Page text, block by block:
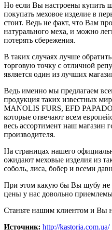
Но если Вы настроены купить
покупать меховое изделие в
стоит. Ведь не факт, что Вам
натурального меха, и можно
потерять сбережения.
В таких случаях лучше
торговую точку с отличной
является один из лучших
Ведь именно мы предлагаем
продукция таких известных
MANOLIS FURS, EFD
которые отвечают всем
весь ассортимент наш магазин
производителя.
На страницах нашего
ожидают меховые изделия из
соболь, лиса, бобер и всеми
При этом какую бы Вы шубу не
цены у нас довольно
Станьте нашим клиентом и Вы
Источник: http://kastoria.com.ua/